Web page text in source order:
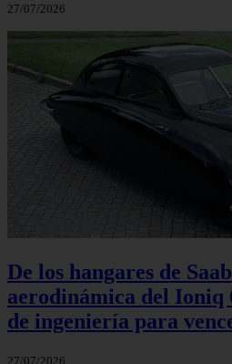
27/07/2026
De los hangares de
aerodinámica del Ioniq
de ingeniería para
27/07/2026